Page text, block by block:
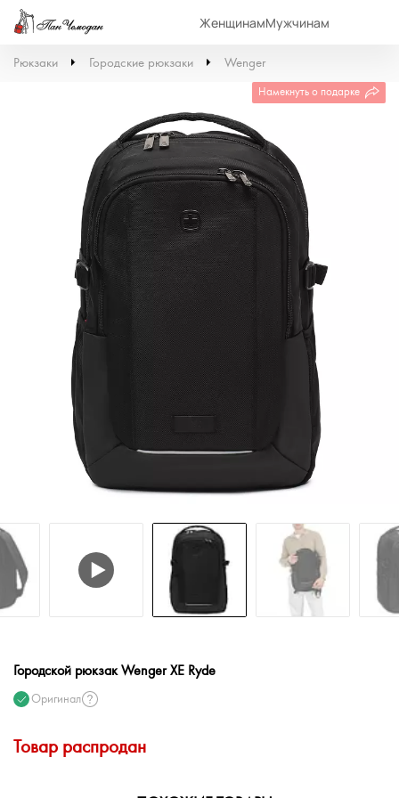
ЖенщинамМужчинам
Рюкзаки Городские рюкзаки Wenger
Намекнуть о подарке
Городской рюкзак Wenger XE Ryde
Оригинал
Товар распродан